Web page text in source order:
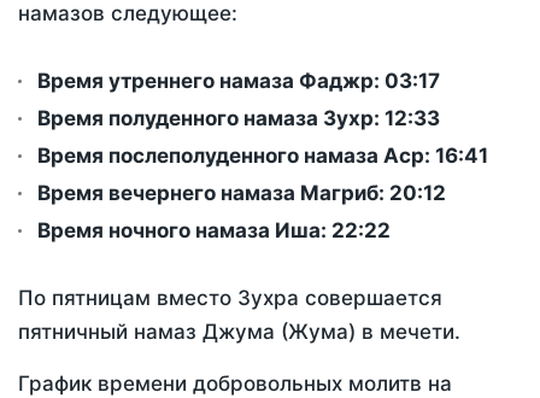
намазов следующее:
Время утреннего намаза Фаджр: 03:17
Время полуденного намаза Зухр: 12:33
Время послеполуденного намаза Аср: 16:41
Время вечернего намаза Магриб: 20:12
Время ночного намаза Иша: 22:22
По пятницам вместо Зухра совершается
пятничный намаз Джума (Жума) в мечети.
График времени добровольных молитв на